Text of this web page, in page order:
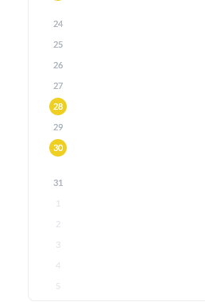
24
25
26
27
28
29
30
31
1
2
3
4
5